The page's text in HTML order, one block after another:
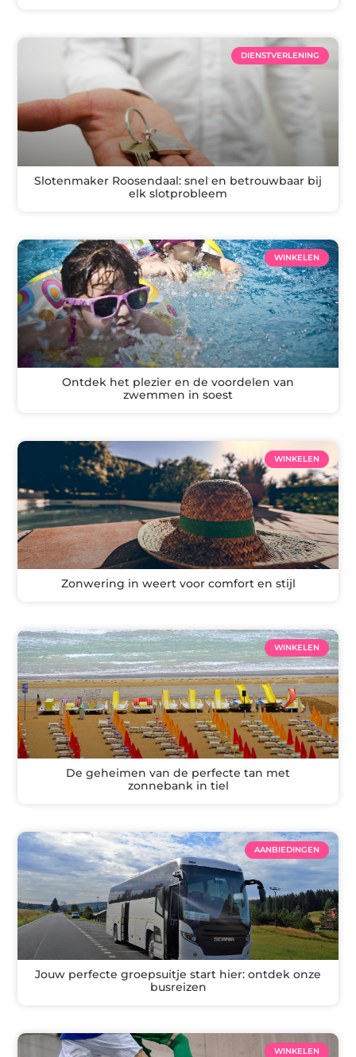
DIENSTVERLENING
Slotenmaker Roosendaal: snel en betrouwbaar bij
elk slotprobleem
WINKELEN
Ontdek het plezier en de voordelen van
zwemmen in soest
WINKELEN
Zonwering in weert voor comfort en stijl
WINKELEN
De geheimen van de perfecte tan met
zonnebank in tiel
AANBIEDINGEN
Jouw perfecte groepsuitje start hier: ontdek onze
busreizen
WINKELEN